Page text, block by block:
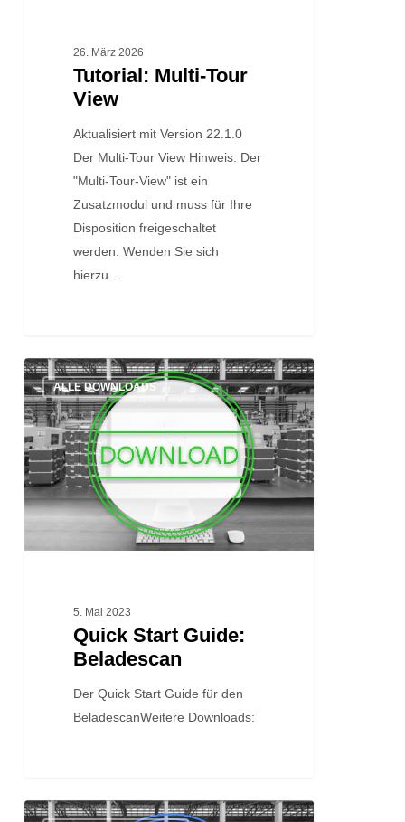
26. März 2026
Tutorial: Multi-Tour
View
Aktualisiert mit Version 22.1.0
Der Multi-Tour View Hinweis: Der
"Multi-Tour-View" ist ein
Zusatzmodul und muss für Ihre
Disposition freigeschaltet
werden. Wenden Sie sich
hierzu…
Quick
Start
Guide:
Beladescan
ALLE DOWNLOADS
5. Mai 2023
Quick Start Guide:
Beladescan
Der Quick Start Guide für den
BeladescanWeitere Downloads:
Tutorial: